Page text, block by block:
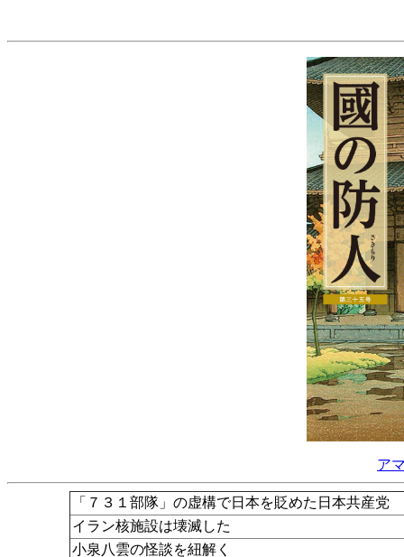
ア
「７３１部隊」の虚構で日本を貶めた日本共産党
イラン核施設は壊滅した
小泉八雲の怪談を紐解く